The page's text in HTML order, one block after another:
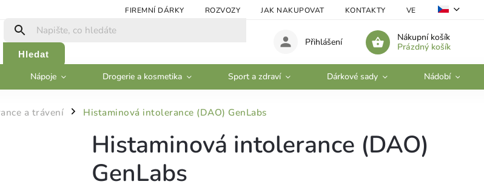
FIREMNÍ DÁRKY ROZVOZY JAK NAKUPOVAT KONTAKTY VELKOOBCHOD
Hledat
Nákupní košík
Prázdný košík
Přihlášení
Nápoje Drogerie a kosmetika Sport a zdraví Dárkové sady Nádobí
a trávení / Histaminová intolerance (DAO) GenLabs
Histaminová intolerance (DAO)
GenLabs